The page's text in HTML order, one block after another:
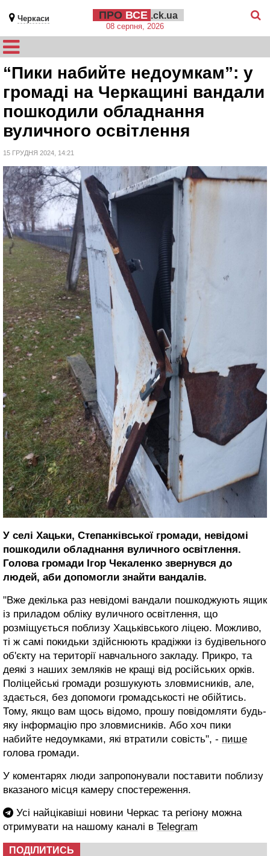
Черкаси ПРО ВСЕ .ck.ua
08 серпня, 2026
“Пики набийте недоумкам”: у
громаді на Черкащині вандали
пошкодили обладнання
вуличного освітлення
15 ГРУДНЯ 2024, 14:21
У селі Хацьки, Степанківської громади, невідомі
пошкодили обладнання вуличного освітлення.
Голова громади Ігор Чекаленко звернувся до
людей, аби допомогли знайти вандалів.
"Вже декілька раз невідомі вандали пошкоджують ящик
із приладом обліку вуличного освітлення, що
розміщується поблизу Хацьківського ліцею. Можливо,
ті ж самі покидьки здійснюють крадіжки із будівельного
об'єкту на території навчального закладу. Прикро, та
деякі з наших земляків не кращі від російських орків.
Поліцейські громади розшукують зловмисників, але,
здається, без допомоги громадськості не обійтись.
Тому, якщо вам щось відомо, прошу повідомляти будь-
яку інформацію про зловмисників. Або хоч пики
набийте недоумками, які втратили совість", - пише
голова громади.
У коментарях люди запропонували поставити поблизу
вказаного місця камеру спостереження.
Усі найцікавіші новини Черкас та регіону можна
отримувати на нашому каналі в Telegram
ПОДІЛИТИСЬ